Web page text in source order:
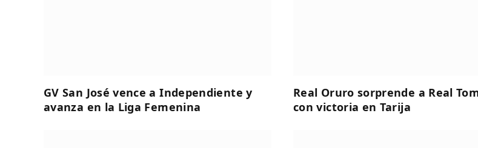
GV San José vence a Independiente y
avanza en la Liga Femenina
Real Oruro sorprende a Real
con victoria en Tarija